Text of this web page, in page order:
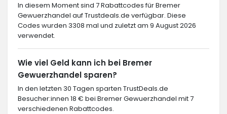
In diesem Moment sind 7 Rabattcodes für Bremer
Gewuerzhandel auf Trustdeals.de verfügbar. Diese
Codes wurden 3308 mal und zuletzt am 9 August 2026
verwendet.
Wie viel Geld kann ich bei Bremer
Gewuerzhandel sparen?
In den letzten 30 Tagen sparten TrustDeals.de
Besucher:innen 18 € bei Bremer Gewuerzhandel mit 7
verschiedenen Rabattcodes.